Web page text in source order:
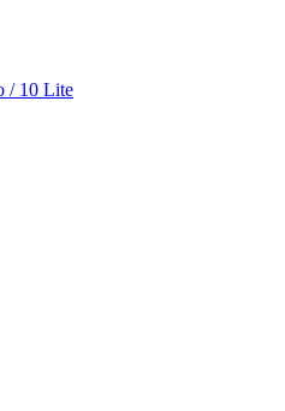
/ 10 Lite